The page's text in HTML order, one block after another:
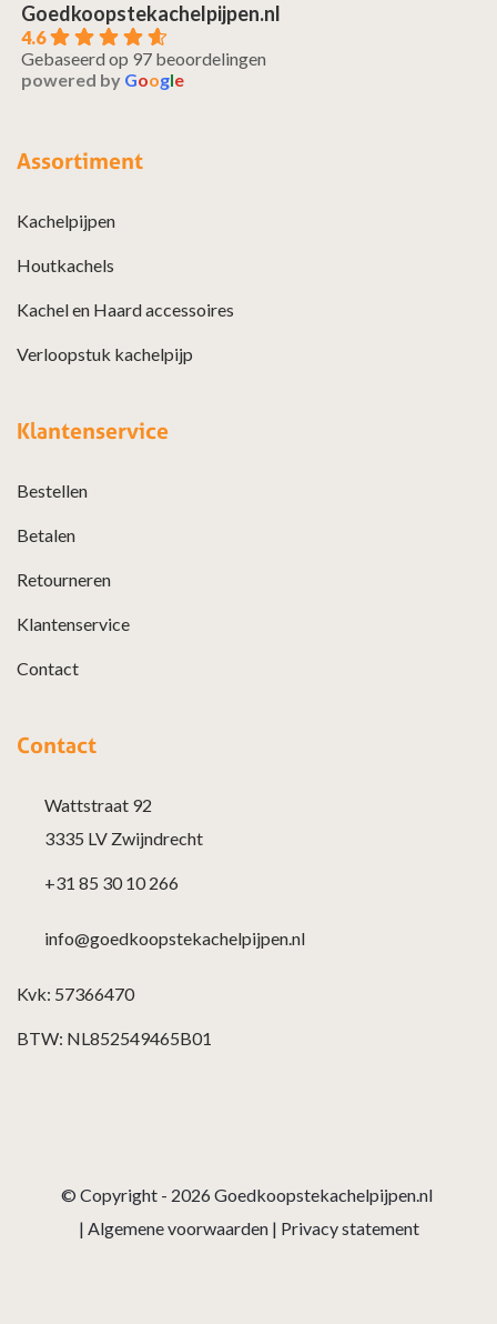
Goedkoopstekachelpijpen.nl
4.6
Gebaseerd op 97 beoordelingen
powered by Google
Assortiment
Kachelpijpen
Houtkachels
Kachel en Haard accessoires
Verloopstuk kachelpijp
Klantenservice
Bestellen
Betalen
Retourneren
Klantenservice
Contact
Contact
Wattstraat 92
3335 LV Zwijndrecht
+31 85 30 10 266
info@goedkoopstekachelpijpen.nl
Kvk: 57366470
BTW: NL852549465B01
© Copyright - 2026 Goedkoopstekachelpijpen.nl
| Algemene voorwaarden| Privacy statement